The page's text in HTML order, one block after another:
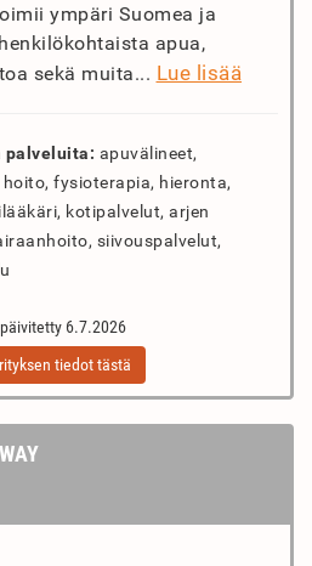
ympäri Suomea ja
apua,
sekä muita... Lue lisää
palveluita: apuvälineet,
fysioterapia, hieronta,
kotipalvelut, arjen
siivouspalvelut,
6.7.2026
tiedot tästä